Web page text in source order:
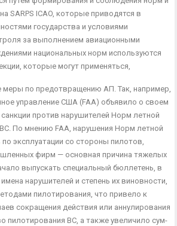
SARPS ICAO, которые приво­дятся в
государства и условиями
за выполнением авиационными
национальных норм использу­ются
которые могут применяться,
меры по предотвращению АП. Так, на­пример,
управление США (FAA) объявило о своем
против нару­шителей Норм летной
По мнению FAA, нарушения Норм летной
по экс­плуатации со стороны пилотов,
фирм — основная причина тяжелых
выпускать специальный бюллетень, в
нарушителей и степень их виновности,
пилотирования, что привело к
сокращения действия или аннулирования
пилотирования ВС, а также увеличило сум­